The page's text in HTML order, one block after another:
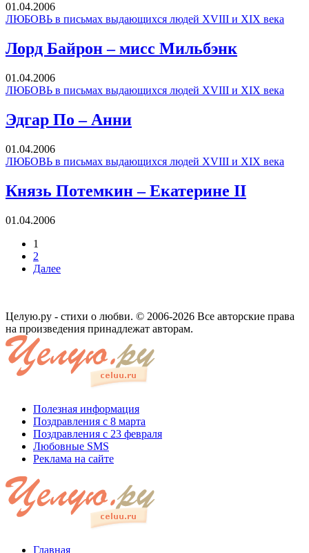
01.04.2006
ЛЮБОВЬ в письмах выдающихся людей XVIII и XIX века
Лорд Байрон – мисс Мильбэнк
01.04.2006
ЛЮБОВЬ в письмах выдающихся людей XVIII и XIX века
Эдгар По – Анни
01.04.2006
ЛЮБОВЬ в письмах выдающихся людей XVIII и XIX века
Князь Потемкин – Екатерине II
01.04.2006
1
2
Далее
Целую.ру - стихи о любви. © 2006-2026 Все авторские права
на произведения принадлежат авторам.
Полезная информация
Поздравления с 8 марта
Поздравления с 23 февраля
Любовные SMS
Реклама на сайте
Главная